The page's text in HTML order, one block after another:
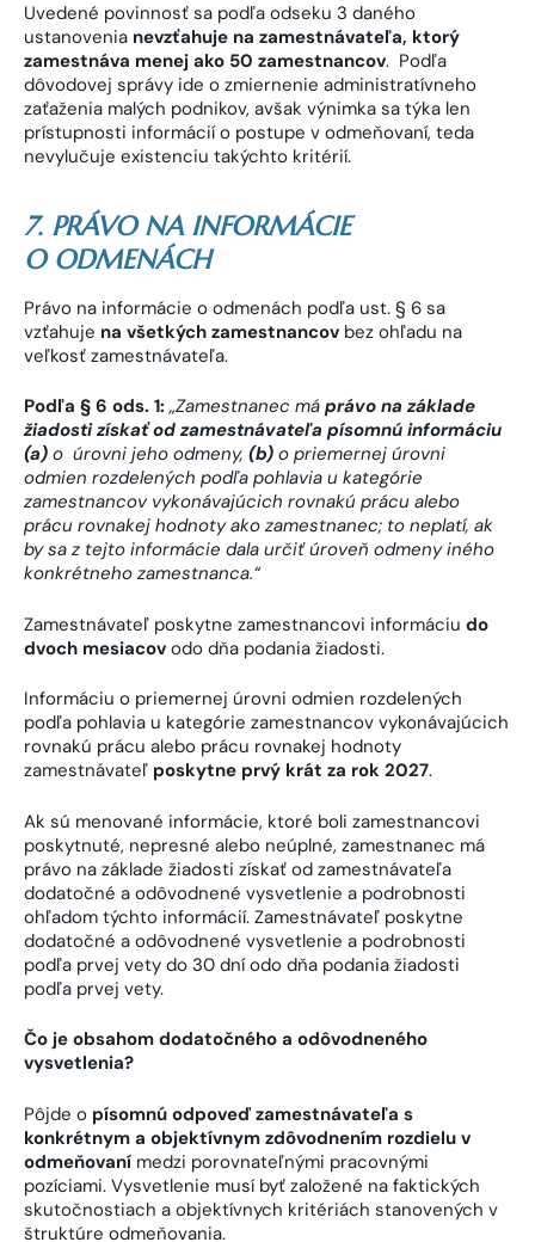
Uvedené povinnosť sa podľa odseku 3 daného
ustanovenia nevzťahuje na zamestnávateľa, ktorý
zamestnáva menej ako 50 zamestnancov. Podľa
dôvodovej správy ide o zmiernenie administratívneho
zaťaženia malých podnikov, avšak výnimka sa týka len
prístupnosti informácií o postupe v odmeňovaní, teda
nevylučuje existenciu takýchto kritérií.
7. PRÁVO NA INFORMÁCIE
O ODMENÁCH
Právo na informácie o odmenách podľa ust. § 6 sa
vzťahuje na všetkých zamestnancov bez ohľadu na
veľkosť zamestnávateľa.
Podľa § 6 ods. 1: „Zamestnanec má právo na základe
žiadosti získať od zamestnávateľa písomnú informáciu
(a) o úrovni jeho odmeny, (b) o priemernej úrovni
odmien rozdelených podľa pohlavia u kategórie
zamestnancov vykonávajúcich rovnakú prácu alebo
prácu rovnakej hodnoty ako zamestnanec; to neplatí, ak
by sa z tejto informácie dala určiť úroveň odmeny iného
konkrétneho zamestnanca.“
Zamestnávateľ poskytne zamestnancovi informáciu do
dvoch mesiacov odo dňa podania žiadosti.
Informáciu o priemernej úrovni odmien rozdelených
podľa pohlavia u kategórie zamestnancov vykonávajúcich
rovnakú prácu alebo prácu rovnakej hodnoty
zamestnávateľ poskytne prvý krát za rok 2027.
Ak sú menované informácie, ktoré boli zamestnancovi
poskytnuté, nepresné alebo neúplné, zamestnanec má
právo na základe žiadosti získať od zamestnávateľa
dodatočné a odôvodnené vysvetlenie a podrobnosti
ohľadom týchto informácií. Zamestnávateľ poskytne
dodatočné a odôvodnené vysvetlenie a podrobnosti
podľa prvej vety do 30 dní odo dňa podania žiadosti
podľa prvej vety.
Čo je obsahom dodatočného a odôvodneného
vysvetlenia?
Pôjde o písomnú odpoveď zamestnávateľa s
konkrétnym a objektívnym zdôvodnením rozdielu v
odmeňovaní medzi porovnateľnými pracovnými
pozíciami. Vysvetlenie musí byť založené na faktických
skutočnostiach a objektívnych kritériách stanovených v
štruktúre odmeňovania.